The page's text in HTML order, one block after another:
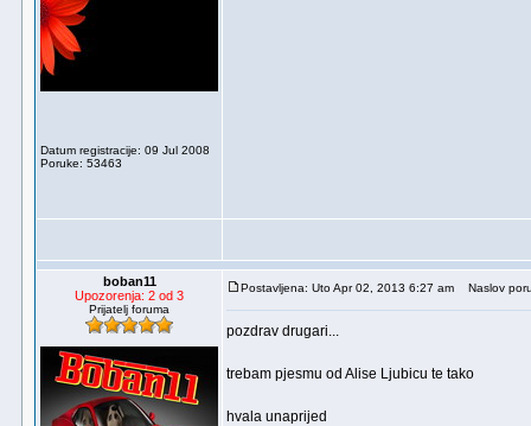
Datum registracije: 09 Jul 2008
Poruke: 53463
boban11
Upozorenja: 2 od 3
Prijatelj foruma
Postavljena: Uto Apr 02, 2013 6:27 am Naslov
pozdrav drugari...
trebam pjesmu od Alise Ljubicu te tako
hvala unaprijed